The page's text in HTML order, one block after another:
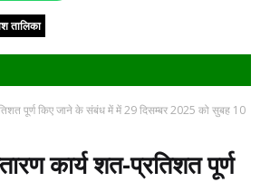
तालिका
पूर्ण किए जाने के संबंध में में 29 दिसम्बर 2025 को सुबह 10
कार्य शत-प्रतिशत पूर्ण